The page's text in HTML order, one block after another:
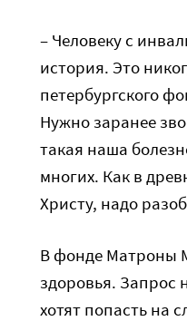
– Человеку с
история. Это
петербургского
Нужно заранее
такая наша
многих. Как в
Христу, надо
В фонде Матроны
здоровья. Запрос
хотят попасть на